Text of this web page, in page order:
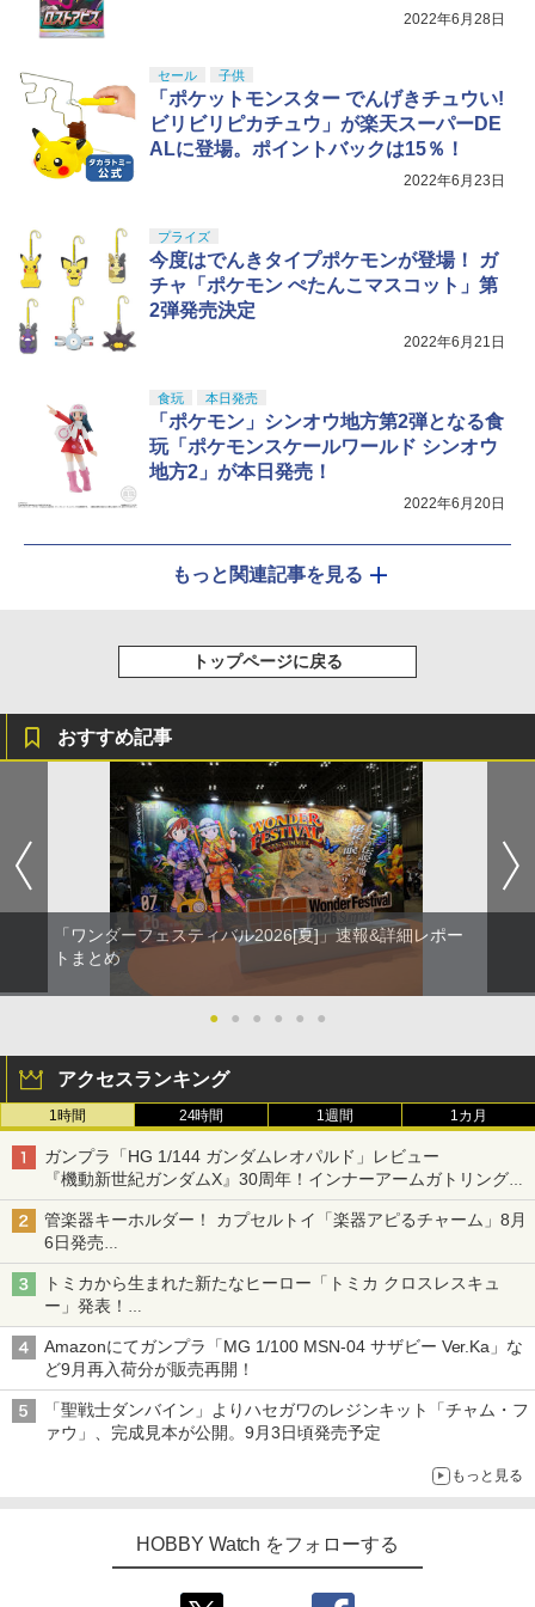
2022年6月28日
セール 子供
「ポケットモンスター でんげきチュウい!
ビリビリピカチュウ」が楽天スーパーDE
ALに登場。ポイントバックは15％！
2022年6月23日
プライズ
今度はでんきタイプポケモンが登場！ ガ
チャ「ポケモン ぺたんこマスコット」第
2弾発売決定
2022年6月21日
食玩 本日発売
「ポケモン」シンオウ地方第2弾となる食
玩「ポケモンスケールワールド シンオウ
地方2」が本日発売！
2022年6月20日
もっと関連記事を見る
トップページに戻る
おすすめ記事
「ワンダーフェスティバル2026[夏]」速報&詳細レポー
トまとめ
● ● ● ● ● ●
アクセスランキング
1時間 24時間 1週間 1カ月
ガンプラ「HG 1/144 ガンダムレオパルド」レビュー
『機動新世紀ガンダムX』30周年！インナーアームガトリングの
変形機構まで再現し最新フォーマットでキット化！
管楽器キーホルダー！ カプセルトイ「楽器アピるチャーム」8月
6日発売
チューバ、テナサクなど5種各3色
トミカから生まれた新たなヒーロー「トミカ クロスレスキュ
ー」発表！
詳細は後日公開予定
Amazonにてガンプラ「MG 1/100 MSN-04 サザビー Ver.Ka」な
ど9月再入荷分が販売再開！
「聖戦士ダンバイン」よりハセガワのレジンキット「チャム・フ
ァウ」、完成見本が公開。9月3日頃発売予定
もっと見る
HOBBY Watch をフォローする